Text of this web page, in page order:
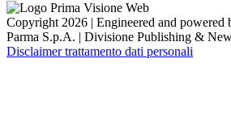
Copyright 2026 | Engineered and powered
Parma S.p.A. | Divisione Publishing &
Disclaimer trattamento dati personali